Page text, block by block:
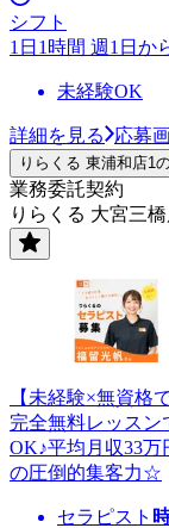
シフト
1日1時間 週1日か
未経験OK
詳細を見る 応募
りらくる 東浦和店1
業務委託契約
りらくる 大宮三
【未経験×無資格
完全無料レッス
OK♪平均月収33
の圧倒的集客力☆
セラピスト